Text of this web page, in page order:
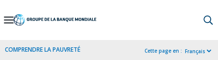
Skip
Navigation
COMPRENDRE LA PAUVRETÉ Cette page en : Français